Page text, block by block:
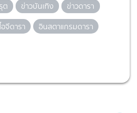
ต ข่าวบันเทิง
ข่าวดารา
อจีดารา
อินสตาแกรมดารา